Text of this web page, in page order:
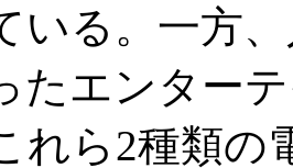
いる。一方
たエンター
れら2種類の